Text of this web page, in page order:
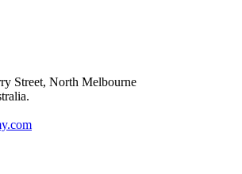
Street, North Melbourne